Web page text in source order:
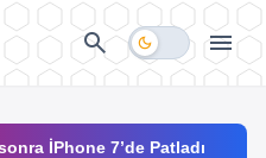
search dark_mode menu
İPhone 7’de Patladı